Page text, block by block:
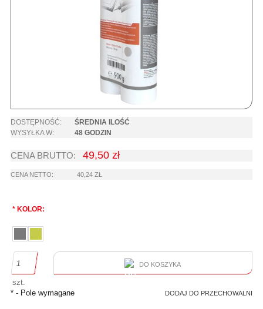
DOSTĘPNOŚĆ:
ŚREDNIA ILOŚĆ
WYSYŁKA W:
48 GODZIN
CENA BRUTTO: 49,50 zł
CENA NETTO: 40,24 ZŁ
* KOLOR:
szt.
DO KOSZYKA
DODAJ DO PRZECHOWALNI
* - Pole wymagane